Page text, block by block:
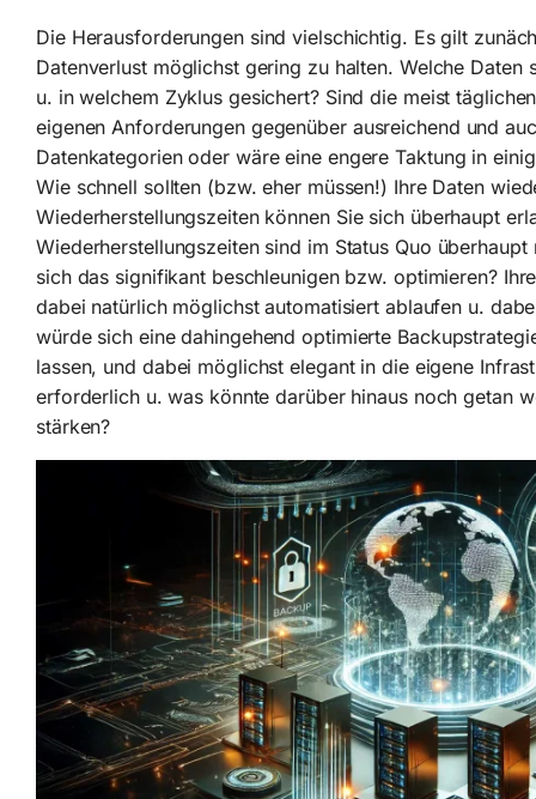
Die Herausforderungen sind vielschichtig. Es gilt
Datenverlust möglichst gering zu halten. Welche
u. in welchem Zyklus gesichert? Sind die meist
eigenen Anforderungen gegenüber ausreichend und
Datenkategorien oder wäre eine engere Taktung in
Wie schnell sollten (bzw. eher müssen!) Ihre Daten
Wiederherstellungszeiten können Sie sich überhaupt
Wiederherstellungszeiten sind im Status Quo
sich das signifikant beschleunigen bzw. optimieren?
dabei natürlich möglichst automatisiert ablaufen u.
würde sich eine dahingehend optimierte
lassen, und dabei möglichst elegant in die eigene
erforderlich u. was könnte darüber hinaus noch getan
stärken?